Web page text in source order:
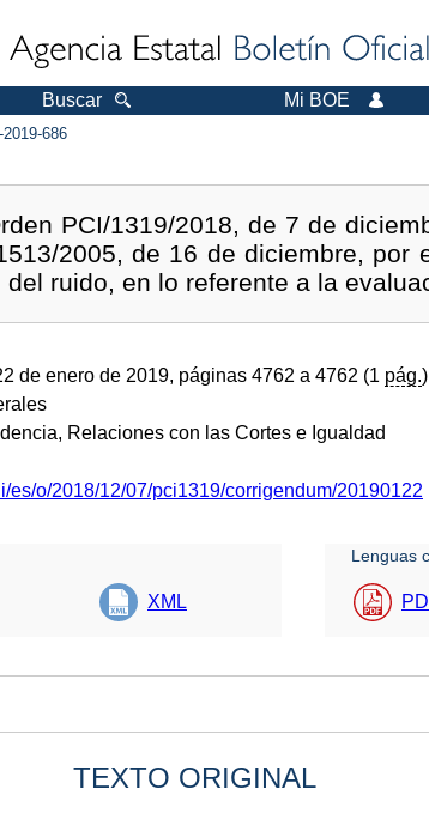
Buscar Mi BOE
686
PCI/1319/2018, de 7 de
2005, de 16 de diciembre, por
ruido, en lo referente a la
de enero de 2019, páginas 4762 a 4762 (1 pág.)
Relaciones con las Cortes e Igualdad
es/o/2018/12/07/pci1319/corrigendum/20190122
XML
Lenguas
TEXTO ORIGINAL